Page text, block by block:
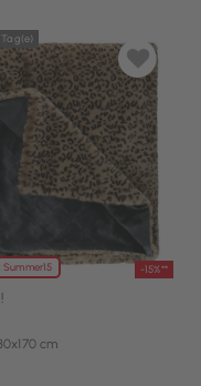
Summer15 -15%**
Tag(e)
cm